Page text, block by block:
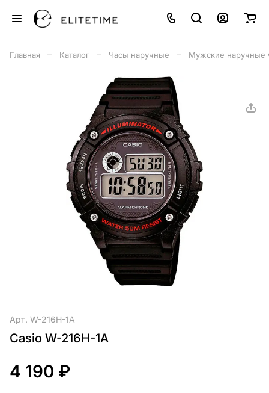
Главная Каталог Часы наручные Мужские наручные
Арт. W-216H-1A
Casio W-216H-1A
4 190 ₽